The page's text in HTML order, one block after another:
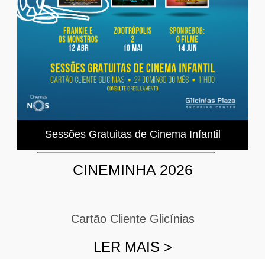
Sessões Gratuitas de Cinema Infantil
CINEMINHA 2026
Cartão Cliente Glicínias
LER MAIS >